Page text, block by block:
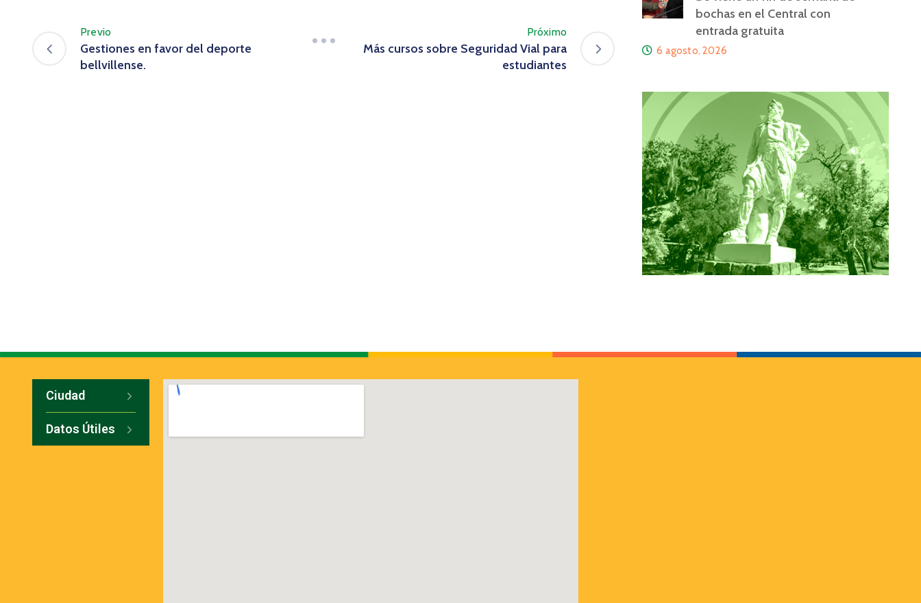
Previo
Gestiones en favor del deporte
bellvillense.
Próximo
Más cursos sobre Seguridad Vial para
estudiantes
bochas en el Central con
entrada gratuita
6 agosto, 2026
Ciudad
Datos Útiles